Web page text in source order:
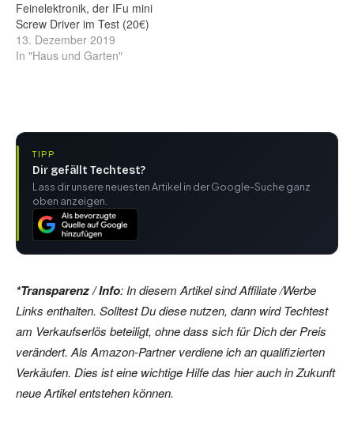
Feinelektronik, der IFu mini
Screw Driver im Test (20€)
13. Dezember 2019
In "Haus und Garten"
TIPP
Dir gefällt Techtest?
Lass dir unsere neuesten Artikel in der Google-Suche ganz
oben anzeigen.
*Transparenz / Info: In diesem Artikel sind Affiliate /Werbe
Links enthalten. Solltest Du diese nutzen, dann wird Techtest
am Verkaufserlös beteiligt, ohne dass sich für Dich der Preis
verändert. Als Amazon-Partner verdiene ich an qualifizierten
Verkäufen. Dies ist eine wichtige Hilfe das hier auch in Zukunft
neue Artikel entstehen können.